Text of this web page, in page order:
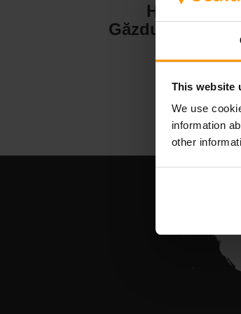
This website
We use
information
other
Hytale
Găzduire server